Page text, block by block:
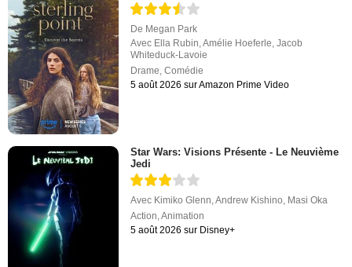
De Megan Park
Avec Ella Rubin ,Amélie Hoeferle ,Jacob
Whiteduck-Lavoie
Drame ,Comédie
5 août 2026 sur Amazon Prime Video
Star Wars: Visions Présente - Le Neuvième
Jedi
Avec Kimiko Glenn,Andrew Kishino, Masi Oka
Action,Animation
5 août 2026 sur Disney+